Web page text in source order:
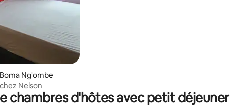
Ng'ombe
Nelson
chambres d'hôtes avec petit déjeuner